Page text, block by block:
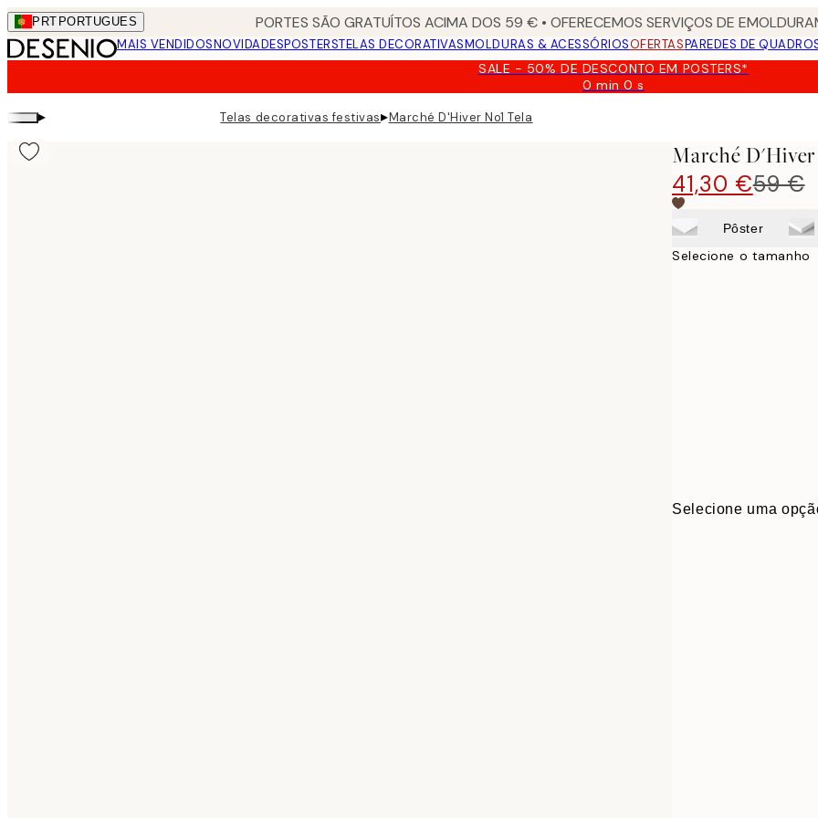
Skip
to
main
PRT PORTUGUES PORTES SÃO GRATUÍTOS ACIMA DOS 59 € • OFERECEMOS SERVIÇOS DE
MAIS VENDIDOSNOVIDADESPOSTERSTELAS DECORATIVASMOLDURAS & ACESSÓRIOSOFERTASPAREDES DE
SALE - 50% DE DESCONTO EM POSTERS*
0 min0 s
Válido
▸ Telas decorativas festivas▸Marché D'Hiver No1 Tela
Marché D'Hiver
41,30 €59 €
Pôster
Selecione o tamanho
Selecione uma